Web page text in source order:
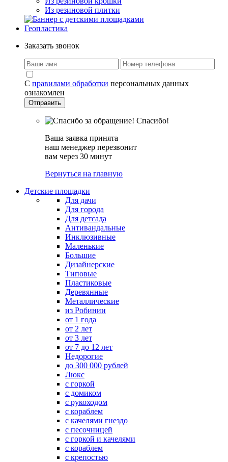
Из резиновой плитки
Геопластика
Заказать звонок
С правилами обработки персональных данных
ознакомлен
Спасибо!
Ваша заявка принята
наш менеджер перезвонит
вам через 30 минут
Вернуться на главную
Детские площадки
Для дачи
Для города
Для детсада
Антивандальные
Инклюзивные
Маленькие
Большие
Дизайнерские
Типовые
Пластиковые
Деревянные
Металлические
из Робинии
от 1 года
от 2 лет
от 3 лет
от 7 до 12 лет
Недорогие
до 300 000 рублей
Люкс
с горкой
с домиком
с рукоходом
с кораблем
с качелями гнездо
с песочницей
с горкой и качелями
с кораблем
с крепостью